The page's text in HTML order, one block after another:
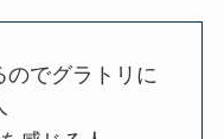
でグラトリに